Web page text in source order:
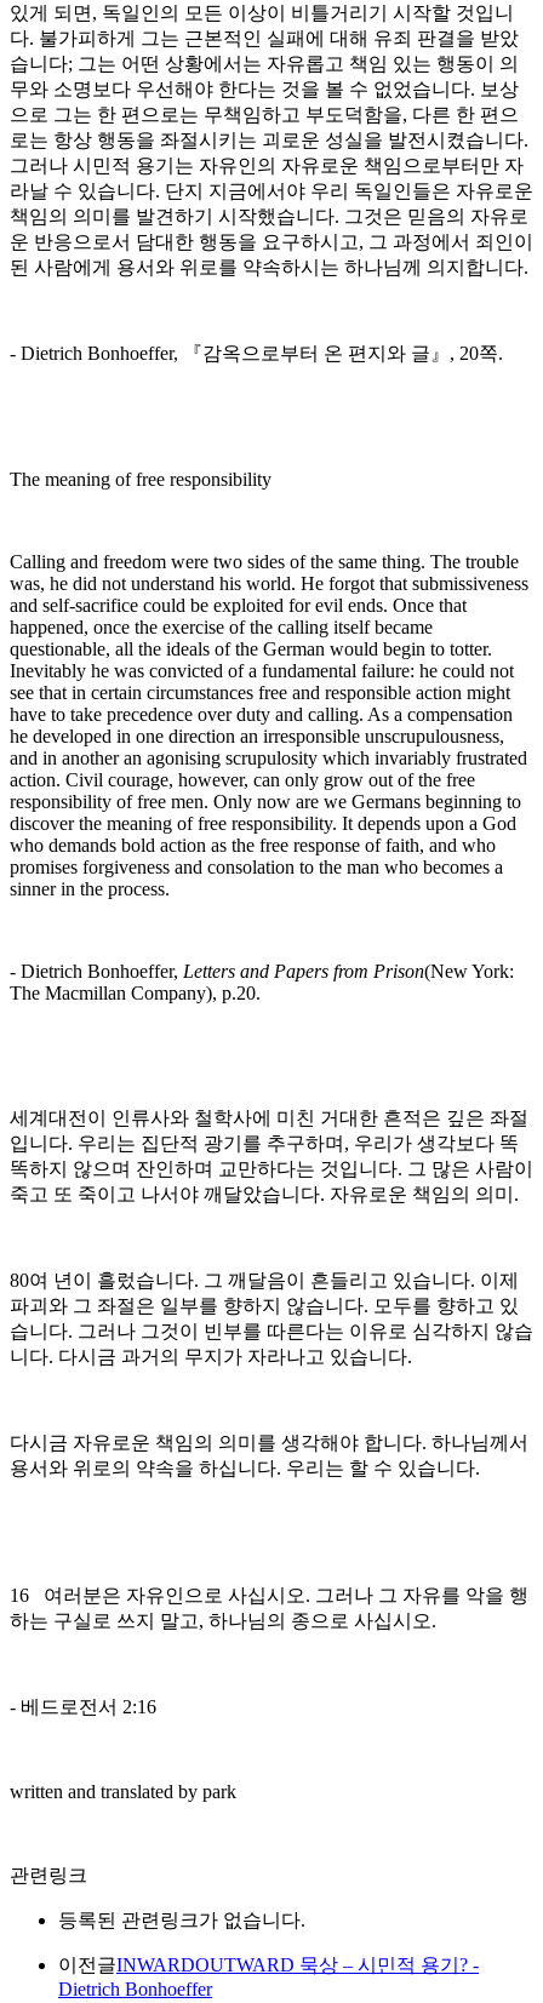
있게 되면, 독일인의 모든 이상이 비틀거리기 시작할 것입니
다. 불가피하게 그는 근본적인 실패에 대해 유죄 판결을 받았
습니다; 그는 어떤 상황에서는 자유롭고 책임 있는 행동이 의
무와 소명보다 우선해야 한다는 것을 볼 수 없었습니다. 보상
으로 그는 한 편으로는 무책임하고 부도덕함을, 다른 한 편으
로는 항상 행동을 좌절시키는 괴로운 성실을 발전시켰습니다.
그러나 시민적 용기는 자유인의 자유로운 책임으로부터만 자
라날 수 있습니다. 단지 지금에서야 우리 독일인들은 자유로운
책임의 의미를 발견하기 시작했습니다. 그것은 믿음의 자유로
운 반응으로서 담대한 행동을 요구하시고, 그 과정에서 죄인이
된 사람에게 용서와 위로를 약속하시는 하나님께 의지합니다.
- Dietrich Bonhoeffer, 『감옥으로부터 온 편지와 글』, 20쪽.
The meaning of free responsibility
Calling and freedom were two sides of the same thing. The trouble
was, he did not understand his world. He forgot that submissiveness
and self-sacrifice could be exploited for evil ends. Once that
happened, once the exercise of the calling itself became
questionable, all the ideals of the German would begin to totter.
Inevitably he was convicted of a fundamental failure: he could not
see that in certain circumstances free and responsible action might
have to take precedence over duty and calling. As a compensation
he developed in one direction an irresponsible unscrupulousness,
and in another an agonising scrupulosity which invariably frustrated
action. Civil courage, however, can only grow out of the free
responsibility of free men. Only now are we Germans beginning to
discover the meaning of free responsibility. It depends upon a God
who demands bold action as the free response of faith, and who
promises forgiveness and consolation to the man who becomes a
sinner in the process.
- Dietrich Bonhoeffer, Letters and Papers from Prison(New York:
The Macmillan Company), p.20.
세계대전이 인류사와 철학사에 미친 거대한 흔적은 깊은 좌절
입니다. 우리는 집단적 광기를 추구하며, 우리가 생각보다 똑
똑하지 않으며 잔인하며 교만하다는 것입니다. 그 많은 사람이
죽고 또 죽이고 나서야 깨달았습니다. 자유로운 책임의 의미.
80여 년이 흘렀습니다. 그 깨달음이 흔들리고 있습니다. 이제
파괴와 그 좌절은 일부를 향하지 않습니다. 모두를 향하고 있
습니다. 그러나 그것이 빈부를 따른다는 이유로 심각하지 않습
니다. 다시금 과거의 무지가 자라나고 있습니다.
다시금 자유로운 책임의 의미를 생각해야 합니다. 하나님께서
용서와 위로의 약속을 하십니다. 우리는 할 수 있습니다.
16 여러분은 자유인으로 사십시오. 그러나 그 자유를 악을 행
하는 구실로 쓰지 말고, 하나님의 종으로 사십시오.
- 베드로전서 2:16
written and translated by park
관련링크
등록된 관련링크가 없습니다.
이전글INWARDOUTWARD 묵상 – 시민적 용기? -
Dietrich Bonhoeffer